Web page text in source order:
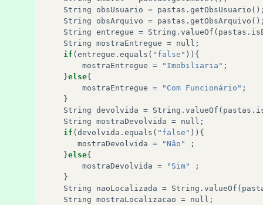
String
obsUsuario = pastas . getObsUsuario
String
obsArquivo = pastas . getObsArquivo
String entregue = String . valueOf ( pastas .
String mostraEntregue = null ;
if ( entregue . equals ( "false" )){
mostraEntregue = "Imobiliaria" ;
}else{
mostraEntregue = "Com Funcionário" ;
}
String devolvida = String . valueOf ( pastas .
String mostraDevolvida = null ;
if ( devolvida . equals ( "false" )){
mostraDevolvida = "Não"
;
}else{
mostraDevolvida = "Sim"
;
}
String
naoLocalizada = String . valueOf (
String mostraLocalizacao = null ;